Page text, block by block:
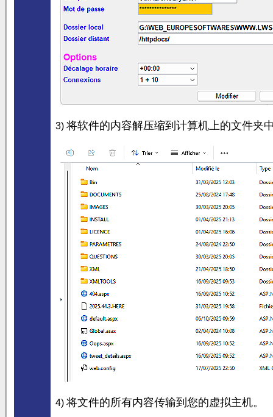
3) 将软件的内容解压缩到计算机上的文件夹
4) 将文件的所有内容传输到您的虚拟主机。